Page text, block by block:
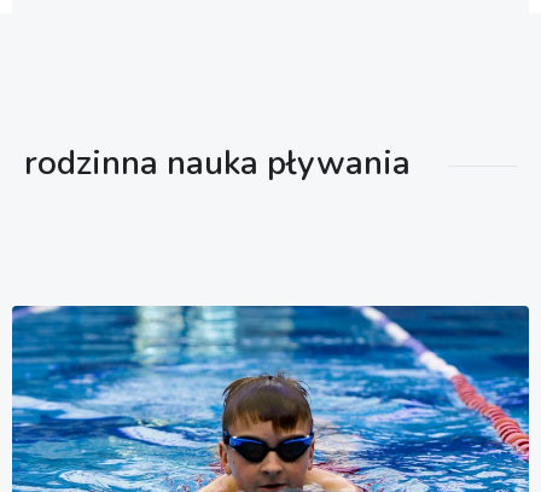
rodzinna nauka pływania